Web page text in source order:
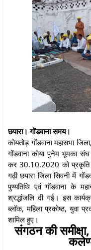
छपारा। गोंडवाना समय।
कोयतोड़ गोंडवाना महासभा
गोंडवाना कोया पुनेम भूमका संघ
कर 30.10.2020 को प्रकृति
गढ़ी छपारा जिला सिवनी में
पुण्यतिथि एवं गोंडवाना के
श्रद्धांजलि दी गई। इस
ब्लॉक, महिला प्रकोष्ठ, युवा
शामिल हुए।
संगठन की समीक्षा,